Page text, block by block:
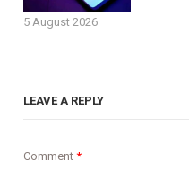
5 August 2026
LEAVE A REPLY
Comment*